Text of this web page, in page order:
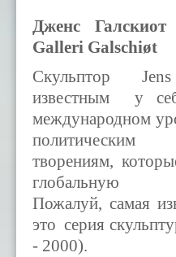
Дженс
Galleri Galschiøt
Скульптор
известным у
международном
политическим
творениям,
глобальную
Пожалуй, самая
это серия
- 2000).